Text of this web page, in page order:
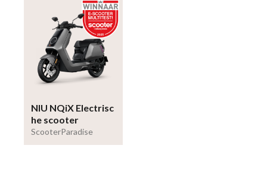
NIU NQiX Electrisc
he scooter
ScooterParadise